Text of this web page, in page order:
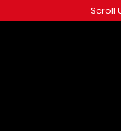
ke
Scroll